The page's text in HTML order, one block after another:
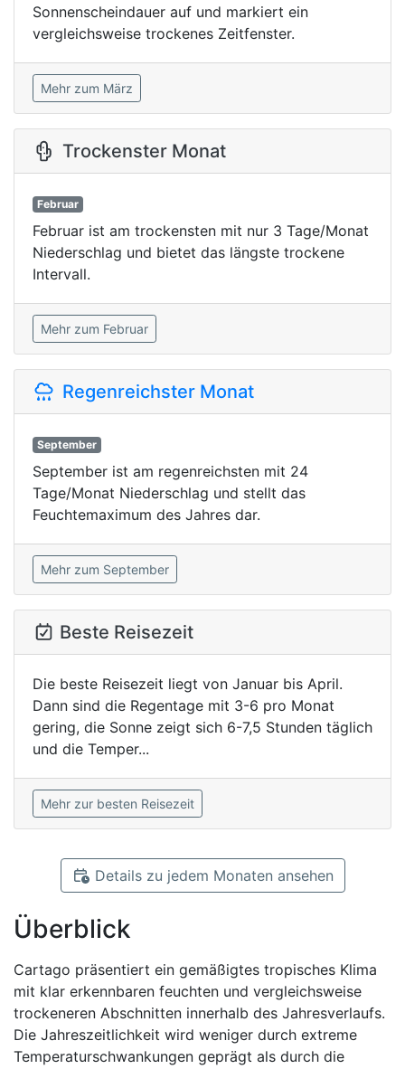
Sonnenscheindauer auf und markiert ein
vergleichsweise trockenes Zeitfenster.
Mehr zum März
Trockenster Monat
Februar
Februar ist am trockensten mit nur 3 Tage/Monat
Niederschlag und bietet das längste trockene
Intervall.
Mehr zum Februar
Regenreichster Monat
September
September ist am regenreichsten mit 24
Tage/Monat Niederschlag und stellt das
Feuchtemaximum des Jahres dar.
Mehr zum September
Beste Reisezeit
Die beste Reisezeit liegt von Januar bis April.
Dann sind die Regentage mit 3-6 pro Monat
gering, die Sonne zeigt sich 6-7,5 Stunden täglich
und die Temper...
Mehr zur besten Reisezeit
Details zu jedem Monaten ansehen
Überblick
Cartago präsentiert ein gemäßigtes tropisches Klima
mit klar erkennbaren feuchten und vergleichsweise
trockeneren Abschnitten innerhalb des Jahresverlaufs.
Die Jahreszeitlichkeit wird weniger durch extreme
Temperaturschwankungen geprägt als durch die